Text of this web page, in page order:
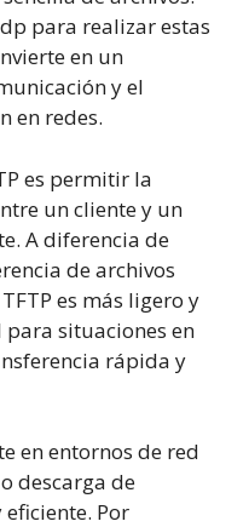
para realizar estas
en un
y el
en redes.
es permitir la
un cliente y un
A diferencia de
de archivos
es más ligero y
para situaciones en
rápida y
en entornos de red
descarga de
Por